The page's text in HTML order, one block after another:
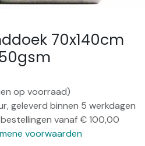
70x140cm
op voorraad)
geleverd binnen 5 werkdagen
vanaf € 100,00
voorwaarden